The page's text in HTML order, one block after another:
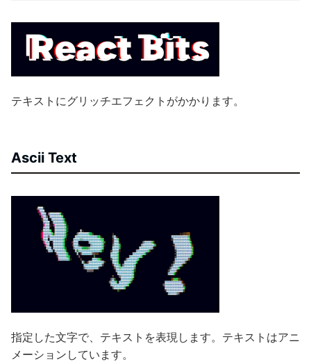
テキストにグリッチエフェクトがかかります。
Ascii Text
指定した文字で、テキストを表現します。テキストはアニ
メーションしています。